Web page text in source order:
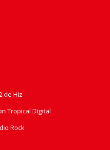
de Hiz
Tropical Digital
Rock